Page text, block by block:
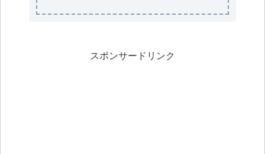
スポンサードリンク